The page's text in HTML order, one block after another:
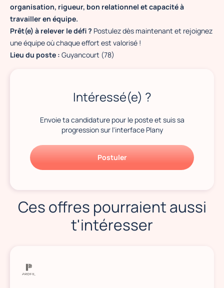
organisation, rigueur, bon relationnel et capacité à
travailler en équipe.
Prêt(e) à relever le défi ? Postulez dès maintenant et rejoignez
une équipe où chaque effort est valorisé !
Lieu du poste : Guyancourt (78)
Intéressé(e) ?
Envoie ta candidature pour le poste et suis sa
progression sur l'interface Plany
Postuler
Ces offres pourraient aussi
t'intéresser